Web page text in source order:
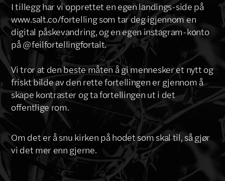
I tillegg har vi opprettet en egen landings-side på
www.salt.co/fortelling som tar deg igjennom en
digital påskevandring, og en egen instagram-konto
på @feilfortellingfortalt.
Vi tror at den beste måten å gi mennesker et nytt og
friskt bilde av den rette fortellingen er gjennom å
skape kontraster og ta fortellingen ut i det
offentlige rom.
Om det er å snu kirken på hodetsom skal til, så gjør
vi det mer enn gjerne.